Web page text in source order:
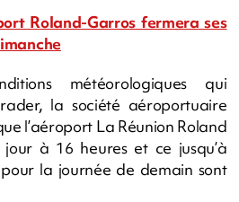
Roland-Garros fermera ses
météorologiques qui
la société aéroportuaire
l’aéroport La Réunion Roland
à 16 heures et ce jusqu’à
la journée de demain sont